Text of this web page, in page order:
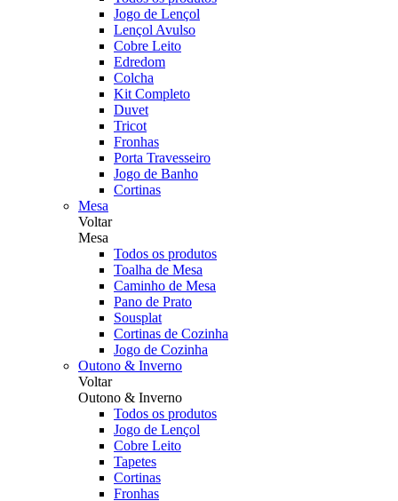
Jogo de Lençol
Lençol Avulso
Cobre Leito
Edredom
Colcha
Kit Completo
Duvet
Tricot
Fronhas
Porta Travesseiro
Jogo de Banho
Cortinas
Mesa
Voltar
Mesa
Todos os produtos
Toalha de Mesa
Caminho de Mesa
Pano de Prato
Sousplat
Cortinas de Cozinha
Jogo de Cozinha
Outono & Inverno
Voltar
Outono & Inverno
Todos os produtos
Jogo de Lençol
Cobre Leito
Tapetes
Cortinas
Fronhas